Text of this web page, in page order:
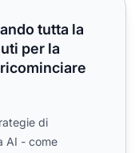
la propria strategia
tutta la
per la
di
AI - come